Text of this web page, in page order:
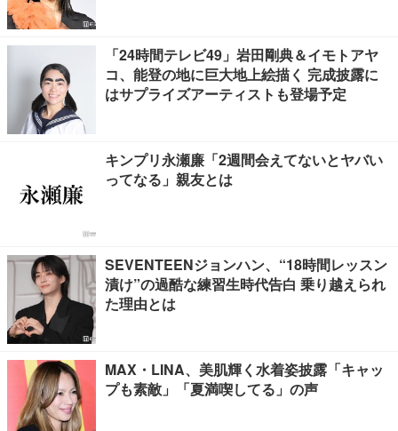
「24時間テレビ49」岩田剛典＆イモトアヤ
コ、能登の地に巨大地上絵描く 完成披露に
はサプライズアーティストも登場予定
キンプリ永瀬廉「2週間会えてないとヤバい
ってなる」親友とは
SEVENTEENジョンハン、“18時間レッスン
漬け”の過酷な練習生時代告白 乗り越えられ
た理由とは
MAX・LINA、美肌輝く水着姿披露「キャッ
プも素敵」「夏満喫してる」の声